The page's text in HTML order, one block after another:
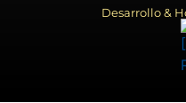
Desarrollo &